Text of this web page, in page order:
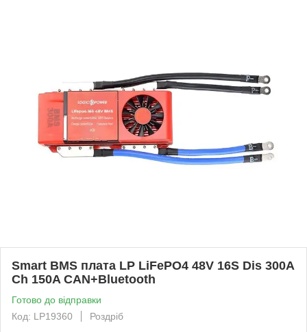
Smart BMS плата LP LiFePO4 48V 16S Dis 300A
Ch 150A CAN+Bluetooth
Готово до відправки
Код: LP19360
Роздріб